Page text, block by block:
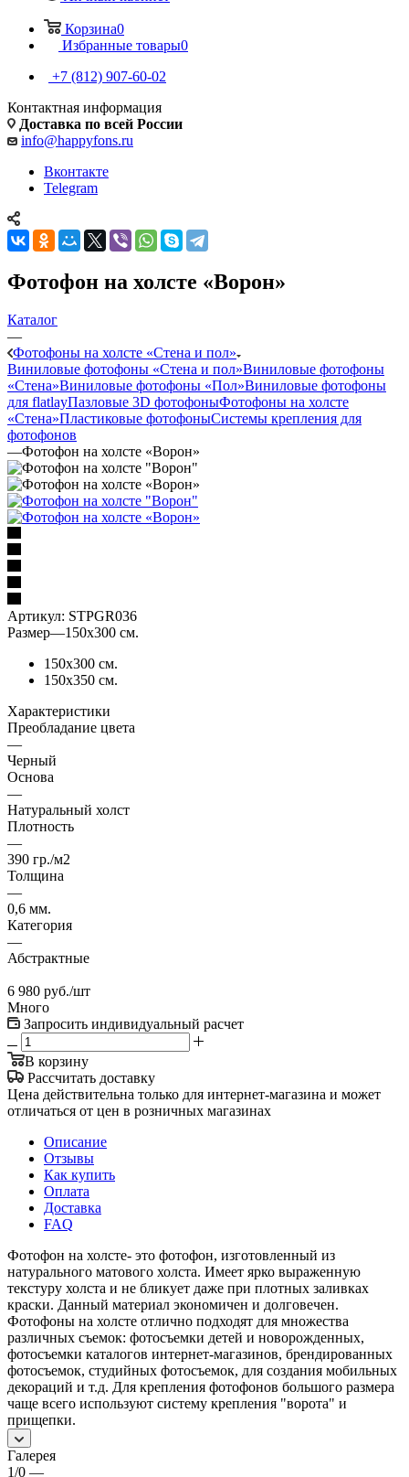
Корзина0
Избранные товары0
+7 (812) 907-60-02
Контактная информация
Доставка по всей России
info@happyfons.ru
Вконтакте
Telegram
Фотофон на холсте «Ворон»
Каталог
—
Фотофоны на холсте «Стена и пол»
Виниловые фотофоны «Стена и пол»Виниловые фотофоны
«Стена»Виниловые фотофоны «Пол»Виниловые фотофоны
для flatlayПазловые 3D фотофоныФотофоны на холсте
«Стена»Пластиковые фотофоныСистемы крепления для
фотофонов
—Фотофон на холсте «Ворон»
Артикул: STPGR036
Размер—150х300 см.
150х300 см.
150х350 см.
Характеристики
Преобладание цвета
—
Черный
Основа
—
Натуральный холст
Плотность
—
390 гр./м2
Толщина
—
0,6 мм.
Категория
—
Абстрактные
6 980 руб./шт
Много
Запросить индивидуальный расчет
В корзину
Рассчитать доставку
Цена действительна только для интернет-магазина и может
отличаться от цен в розничных магазинах
Описание
Отзывы
Как купить
Оплата
Доставка
FAQ
Фотофон на холсте- это фотофон, изготовленный из
натурального матового холста. Имеет ярко выраженную
текстуру холста и не бликует даже при плотных заливках
краски. Данный материал экономичен и долговечен.
Фотофоны на холсте отлично подходят для множества
различных съемок: фотосъемки детей и новорожденных,
фотосъемки каталогов интернет-магазинов, брендированных
фотосъемок, студийных фотосъемок, для создания мобильных
декораций и т.д. Для крепления фотофонов большого размера
чаще всего используют систему крепления "ворота" и
прищепки.
Галерея
1/0 —